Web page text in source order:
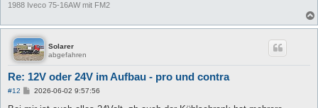
1988 Iveco 75-16AW mit FM2
Solarer
abgefahren
Re: 12V oder 24V im Aufbau - pro und contra
#12
B2026-06-02 9:57:56